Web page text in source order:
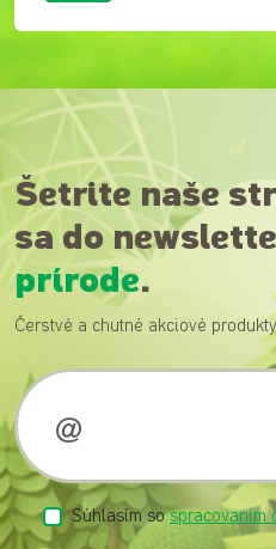
Šetrite naše
sa do
prírode.
Čerstvé a chutné akciové
Súhlasím sospracovaním